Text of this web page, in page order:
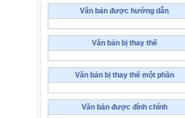
Văn bản được hướng dẫn
Văn bản bị thay thế
Văn bản bị thay thế một phần
Văn bản được đính chính